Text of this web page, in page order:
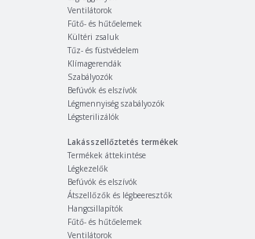
Ventilátorok
Fűtő- és hűtőelemek
Kültéri zsaluk
Tűz- és füstvédelem
Klímagerendák
Szabályozók
Befúvók és elszívók
Légmennyiség szabályozók
Légsterilizálók
Lakásszellőztetés termékek
Termékek áttekintése
Légkezelők
Befúvók és elszívók
Átszellőzők és légbeeresztők
Hangcsillapítók
Fűtő- és hűtőelemek
Ventilátorok